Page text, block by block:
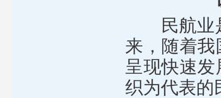
民航业是
来，随着
呈现快速
织为代表的